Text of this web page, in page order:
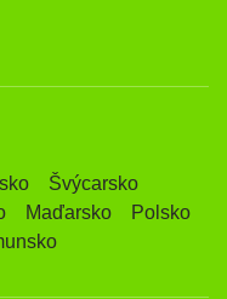
Švýcarsko
Maďarsko
Polsko